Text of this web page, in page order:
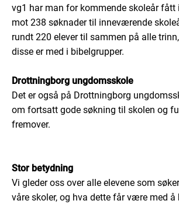
vg1 har man for kommende skoleår fått
mot 238 søknader til inneværende
rundt 220 elever til sammen på alle
disse er med i bibelgrupper.
Drottningborg ungdomsskole
Det er også på Drottningborg
om fortsatt gode søkning til skolen og
fremover.
Stor betydning
Vi gleder oss over alle elevene som
våre skoler, og hva dette får være med å